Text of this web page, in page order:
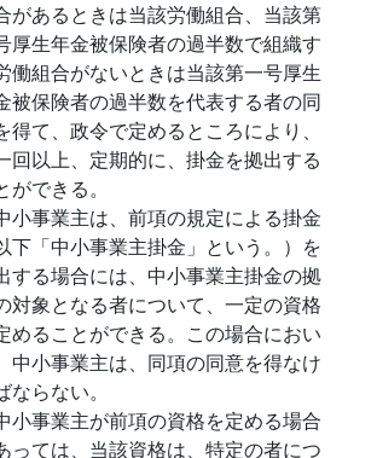
があるときは当該労働組合、当該第
厚生年金被保険者の過半数で組織す
働組合がないときは当該第一号厚生
被保険者の過半数を代表する者の同
得て、政令で定めるところにより、
回以上、定期的に、掛金を拠出する
ができる。
小事業主は、前項の規定による掛金
下「中小事業主掛金」という。）を
する場合には、中小事業主掛金の拠
対象となる者について、一定の資格
めることができる。この場合におい
中小事業主は、同項の同意を得なけ
ならない。
小事業主が前項の資格を定める場合
っては、当該資格は、特定の者につ